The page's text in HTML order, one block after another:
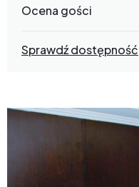
Ocena gości
Sprawdź dostępność